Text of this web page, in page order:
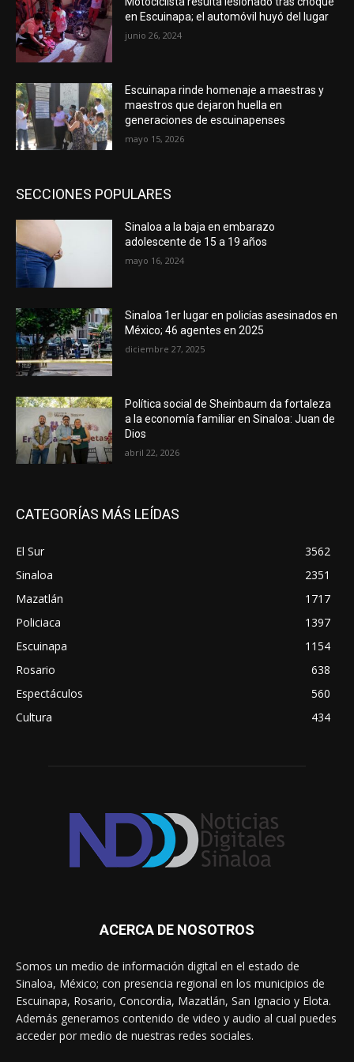
en Escuinapa; el automóvil huyó del lugar
junio 26, 2024
Escuinapa rinde homenaje a maestras y
maestros que dejaron huella en
generaciones de escuinapenses
mayo 15, 2026
SECCIONES POPULARES
Sinaloa a la baja en embarazo
adolescente de 15 a 19 años
mayo 16, 2024
Sinaloa 1er lugar en policías asesinados en
México; 46 agentes en 2025
diciembre 27, 2025
Política social de Sheinbaum da fortaleza
a la economía familiar en Sinaloa: Juan de
Dios
abril 22, 2026
CATEGORÍAS MÁS LEÍDAS
El Sur
3562
Sinaloa
2351
Mazatlán
1717
Policiaca
1397
Escuinapa
1154
Rosario
638
Espectáculos
560
Cultura
434
ACERCA DE NOSOTROS
Somos un medio de información digital en el estado de
Sinaloa, México; con presencia regional en los municipios de
Escuinapa, Rosario, Concordia, Mazatlán, San Ignacio y Elota.
Además generamos contenido de video y audio al cual puedes
acceder por medio de nuestras redes sociales.